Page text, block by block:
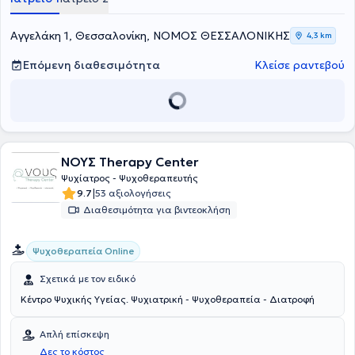
αγχώδεις διαταραχές, διαταραχές προσωπικότητας και άλλες
ψυχοθεραπείας, όπως Ψυχαναλυτική Ψυχοθεραπεία, Ομαδική
Ψυχοθεραπεία, Γνωστική Αναλυτική Ψυχοθεραπεία και Βραχεία
Εντατική Δυναμική Ψυχοθεραπεία. Παράλληλα, έχει
(Εarly Ιntervention Service) στο Camden and Inslington Trust του
NHS στο Λονδίνο. Τέλος, εξειδικεύεται στο Άγχος, στην Κατάθλιψη
Αγγελάκη 1, Θεσσαλονίκη, ΝΟΜΟΣ ΘΕΣΣΑΛΟΝΙΚΗΣ 4,3 km
Επόμενη διαθεσιμότητα Κλείσε ραντεβού
ΝΟΥΣ Therapy Center
Ψυχίατρος - Ψυχοθεραπευτής
9.7|53 αξιολογήσεις
Διαθεσιμότητα για βιντεοκλήση
Ψυχοθεραπεία Online
Σχετικά με τον ειδικό
Κέντρο Ψυχικής Υγείας. Ψυχιατρική - Ψυχοθεραπεία - Διατροφή
Απλή επίσκεψη
Δες το κόστος